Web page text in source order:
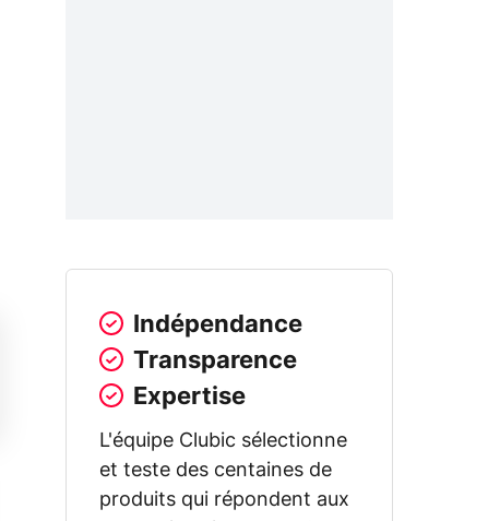
Indépendance
Transparence
Expertise
L'équipe Clubic sélectionne
et teste des centaines de
produits qui répondent aux